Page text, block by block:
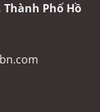
Phố Hồ